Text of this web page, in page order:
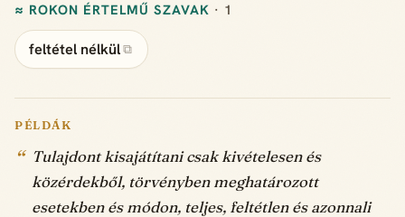
≈ ROKON ÉRTELMŰ SZAVAK · 1
feltétel nélkül ⧉
PÉLDÁK
Tulajdont kisajátítani csak kivételesen és
közérdekből, törvényben meghatározott
esetekben és módon, teljes, feltétlen és azonnali